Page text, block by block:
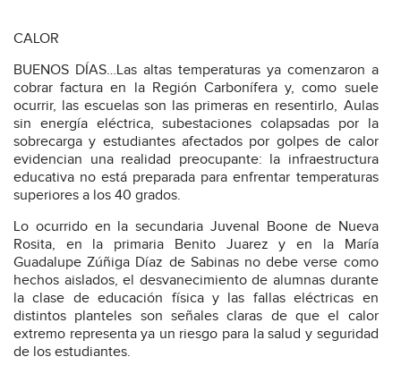
CALOR
BUENOS DÍAS…Las altas temperaturas ya comenzaron a
cobrar factura en la Región Carbonífera y, como suele
ocurrir, las escuelas son las primeras en resentirlo, Aulas
sin energía eléctrica, subestaciones colapsadas por la
sobrecarga y estudiantes afectados por golpes de calor
evidencian una realidad preocupante: la infraestructura
educativa no está preparada para enfrentar temperaturas
superiores a los 40 grados.
Lo ocurrido en la secundaria Juvenal Boone de Nueva
Rosita, en la primaria Benito Juarez y en la María
Guadalupe Zúñiga Díaz de Sabinas no debe verse como
hechos aislados, el desvanecimiento de alumnas durante
la clase de educación física y las fallas eléctricas en
distintos planteles son señales claras de que el calor
extremo representa ya un riesgo para la salud y seguridad
de los estudiantes.